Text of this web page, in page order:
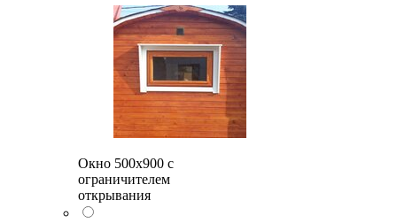
Окно 500x900 с
ограничителем
открывания